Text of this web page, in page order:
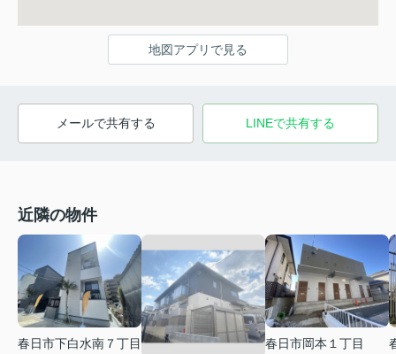
地図アプリで見る
メールで共有する LINEで共有する
近隣の物件
春日市下白水南７丁目
春日市岡本１丁目